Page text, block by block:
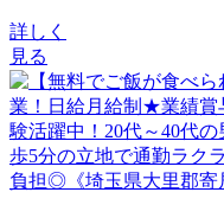
詳しく
見る